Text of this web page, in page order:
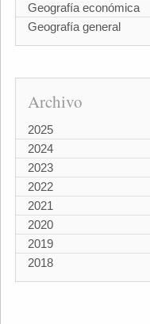
Geografía económica
Geografía general
Archivo
2025
2024
2023
2022
2021
2020
2019
2018